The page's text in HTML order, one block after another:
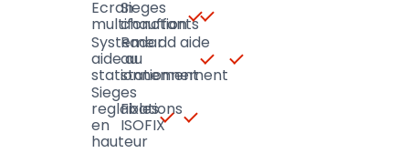
Ecran
multifonction
Sieges
chauffants
Systeme d
aide au
stationnement
Radar d aide
au
stationnement
Sieges
reglables
en
hauteur
Fixations
ISOFIX